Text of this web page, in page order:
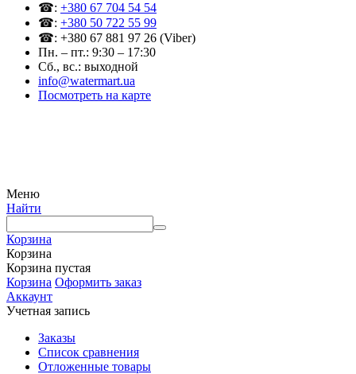
☎: +380 67 704 54 54
☎: +380 50 722 55 99
☎: +380 67 881 97 26 (Viber)
Пн. – пт.: 9:30 – 17:30
Сб., вс.: выходной
info@watermart.ua
Посмотреть на карте
Меню
Найти
Корзина
Корзина
Корзина пустая
Корзина Оформить заказ
Аккаунт
Учетная запись
Заказы
Список сравнения
Отложенные товары